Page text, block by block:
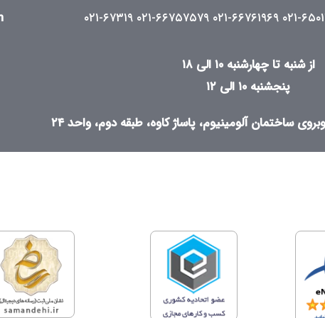
۰۲۱-۶۷۳۱۹ ۰۲۱-۶۶۷۵۷۵۷۹ ۰۲۱-۶۶۷۶۱۹۶۹
از شنبه تا چهارشنبه ۱۰ الی ۱۸
پنجشنبه ۱۰ الی ۱۲
ساختمان آلومینیوم، پاساژ کاوه، طبقه دوم، واحد ۲۴